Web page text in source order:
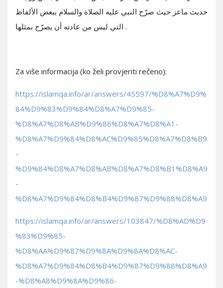
حديث ماعز حيث صرّح النبي عليه الصلاة والسلام ببعض الألفاظ
التي ليس من عادته أن يصرّح بمثلها .
Za više informacija (ko želi provjeriti rečeno):
https://islamqa.info/ar/answers/45597/%D8%A7%D9%
84%D9%83%D9%84%D8%A7%D9%85-
%D8%A7%D8%AB%D9%86%D8%A7%D8%A1-
%D8%A7%D9%84%D8%AC%D9%85%D8%A7%D8%B9
-
%D9%84%D8%A7%D8%AB%D8%A7%D8%B1%D8%A9
-
%D8%A7%D9%84%D8%B4%D9%87%D9%88%D8%A9
https://islamqa.info/ar/answers/103847/%D8%AD%D9
%83%D9%85-
%D8%AA%D9%87%D9%8A%D9%8A%D8%AC-
%D8%A7%D9%84%D8%B4%D9%87%D9%88%D8%A9
-%D8%A8%D9%8A%D9%86-